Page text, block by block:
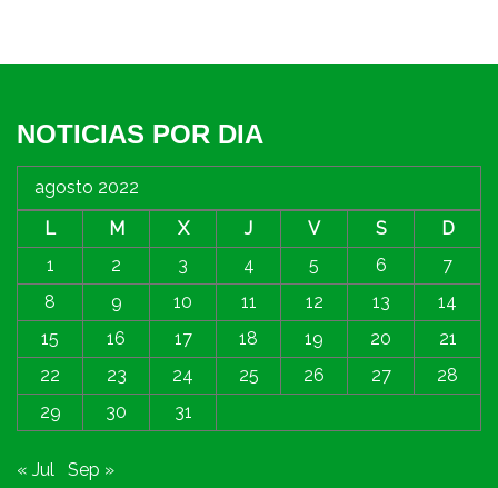
NOTICIAS POR DIA
agosto 2022
L
M X J V S
D
1
2 3 4 5 6
7
8
9 10 11 12 13
14
15
16 17 18 19 20
21
22
23 24 25 26 27
28
29
30 31
« Jul Sep »